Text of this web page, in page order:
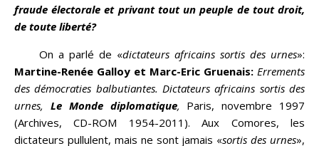
fraude électorale et privant tout un peuple de tout droit,
de toute liberté?
On a parlé de «dictateurs africains sortis des urnes»:
Martine-Renée Galloy et Marc-Eric Gruenais: Errements
des démocraties balbutiantes. Dictateurs africains sortis des
urnes, Le Monde diplomatique, Paris, novembre 1997
(Archives, CD-ROM 1954-2011). Aux Comores, les
dictateurs pullulent, mais ne sont jamais «sortis des urnes»,